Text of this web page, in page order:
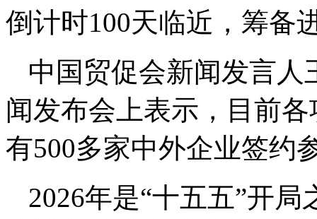
倒计时100天临近，筹备
中国贸促会新闻发言人
闻发布会上表示，目前
有500多家中外企业签约
2026年是“十五五”开